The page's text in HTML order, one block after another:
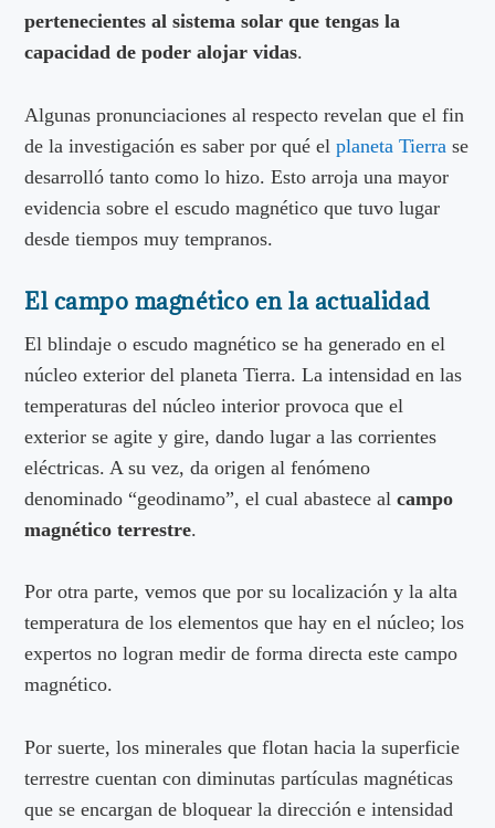
pertenecientes al sistema solar que tengas la
capacidad de poder alojar vidas.
Algunas pronunciaciones al respecto revelan que el fin
de la investigación es saber por qué elplaneta Tierra se
desarrolló tanto como lo hizo. Esto arroja una mayor
evidencia sobre el escudo magnético que tuvo lugar
desde tiempos muy tempranos.
El campo magnético en la actualidad
El blindaje o escudo magnético se ha generado en el
núcleo exterior del planeta Tierra. La intensidad en las
temperaturas del núcleo interior provoca que el
exterior se agite y gire, dando lugar a las corrientes
eléctricas. A su vez, da origen al fenómeno
denominado “geodinamo”, el cual abastece alcampo
magnético terrestre.
Por otra parte, vemos que por su localización y la alta
temperatura de los elementos que hay en el núcleo; los
expertos no logran medir de forma directa este campo
magnético.
Por suerte, los minerales que flotan hacia la superficie
terrestre cuentan con diminutas partículas magnéticas
que se encargan de bloquear la dirección e intensidad